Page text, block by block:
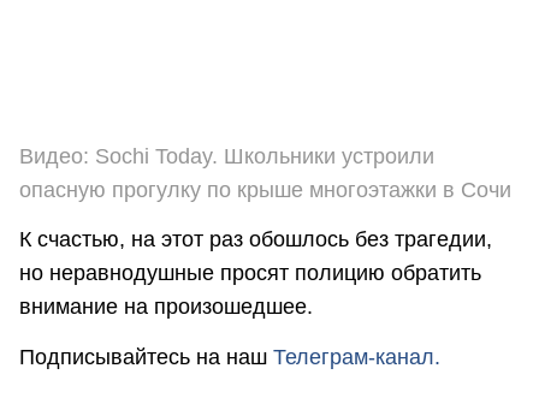
Видео: Sochi Today. Школьники устроили
опасную прогулку по крыше многоэтажки в Сочи
К счастью, на этот раз обошлось без трагедии,
но неравнодушные просят полицию обратить
внимание на произошедшее.
Подписывайтесь на наш Телеграм-канал.